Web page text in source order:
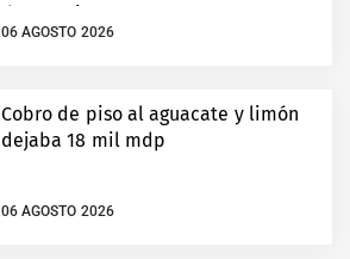
de Ayotzinapa
06 AGOSTO 2026
Cobro de piso al aguacate y limón
dejaba 18 mil mdp
06 AGOSTO 2026